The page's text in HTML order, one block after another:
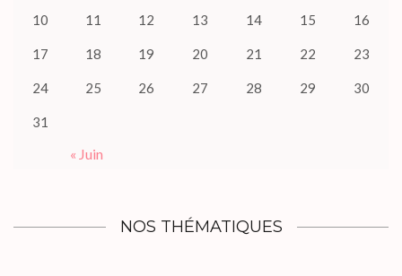
10 11 12 13 14 15 16
17 18 19 20 21 22 23
24 25 26 27 28 29 30
31
« Juin
NOS THÉMATIQUES